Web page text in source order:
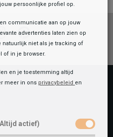
InstagramPinterest
persoonlijke profiel op.
communicatie aan op jouw
advertenties laten zien op
natuurlijk niet als je tracking of
of in je browser.
en je toestemming altijd
meer in ons privacybeleid en
actief)